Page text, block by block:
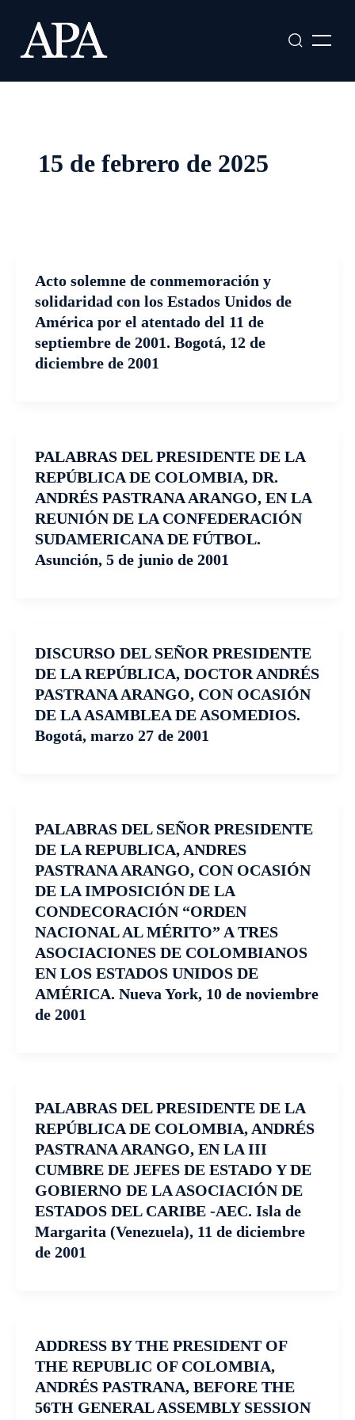
contenido
15 de febrero de 2025
Acto solemne de conmemoración y
solidaridad con los Estados Unidos de
América por el atentado del 11 de
septiembre de 2001. Bogotá, 12 de
diciembre de 2001
PALABRAS DEL PRESIDENTE DE LA
REPÚBLICA DE COLOMBIA, DR.
ANDRÉS PASTRANA ARANGO, EN LA
REUNIÓN DE LA CONFEDERACIÓN
SUDAMERICANA DE FÚTBOL.
Asunción, 5 de junio de 2001
DISCURSO DEL SEÑOR PRESIDENTE
DE LA REPÚBLICA, DOCTOR ANDRÉS
PASTRANA ARANGO, CON OCASIÓN
DE LA ASAMBLEA DE ASOMEDIOS.
Bogotá, marzo 27 de 2001
PALABRAS DEL SEÑOR PRESIDENTE
DE LA REPUBLICA, ANDRES
PASTRANA ARANGO, CON OCASIÓN
DE LA IMPOSICIÓN DE LA
CONDECORACIÓN “ORDEN
NACIONAL AL MÉRITO” A TRES
ASOCIACIONES DE COLOMBIANOS
EN LOS ESTADOS UNIDOS DE
AMÉRICA. Nueva York, 10 de noviembre
de 2001
PALABRAS DEL PRESIDENTE DE LA
REPÚBLICA DE COLOMBIA, ANDRÉS
PASTRANA ARANGO, EN LA III
CUMBRE DE JEFES DE ESTADO Y DE
GOBIERNO DE LA ASOCIACIÓN DE
ESTADOS DEL CARIBE -AEC. Isla de
Margarita (Venezuela), 11 de diciembre
de 2001
ADDRESS BY THE PRESIDENT OF
THE REPUBLIC OF COLOMBIA,
ANDRÉS PASTRANA, BEFORE THE
56TH GENERAL ASSEMBLY SESSION